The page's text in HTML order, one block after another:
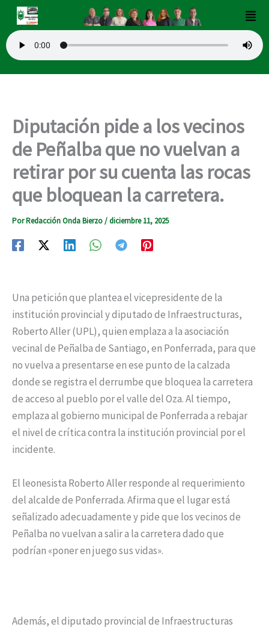
contenido
Diputación pide a los vecinos
de Peñalba que no vuelvan a
retirar por su cuenta las rocas
que bloquean la carretera.
PorRedacción Onda Bierzo/diciembre 11, 2025
Una petición que plantea el vicepresidente de la
institución provincial y diputado de Infraestructuras,
Roberto Aller (UPL), quien emplaza a la asociación
vecinal de Peñalba de Santiago, en Ponferrada, para que
no vuelva a presentarse en ese punto de la calzada
donde se registra el derrumbe que bloquea la carretera
de acceso al pueblo por el valle del Oza. Al tiempo,
emplaza al gobierno municipal de Ponferrada a rebajar
el nivel de crítica contra la institución provincial por el
incidente.
El leonesista Roberto Aller responde al requerimiento
del alcalde de Ponferrada. Afirma que el lugar está
señalizado adecuadamente y pide que los vecinos de
Peñalba no vuelvan a salir a la carretera dado que
podrían «poner en juego sus vidas».
Además, el diputado provincial de Infraestructuras